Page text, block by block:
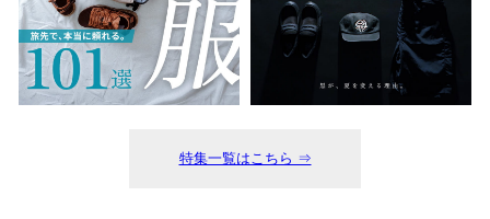
特集一覧はこちら ⇒